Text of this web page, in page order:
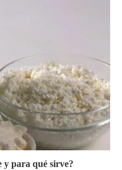
y para qué sirve?